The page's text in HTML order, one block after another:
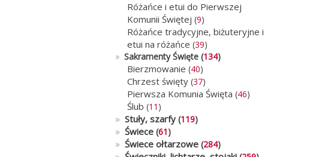
Różańce i etui do Pierwszej
Komunii Świętej (9)
Różańce tradycyjne, biżuteryjne i
etui na różańce (39)
» Sakramenty Święte (134)
Bierzmowanie (40)
Chrzest święty (37)
Pierwsza Komunia Święta (46)
Ślub (11 )
» Stuły, szarfy (119)
» Świece (61)
» Świece ołtarzowe (284)